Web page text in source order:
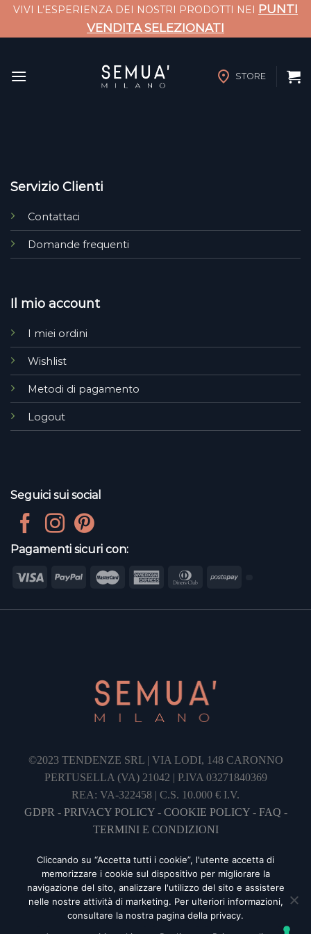
VIVI L’ESPERIENZA DEI NOSTRI PRODOTTI NEI PUNTI
VENDITA SELEZIONATI
STORE
Servizio Clienti
Contattaci
Domande frequenti
Il mio account
I miei ordini
Wishlist
Metodi di pagamento
Logout
Seguici sui social
Pagamenti sicuri con:
©2023 TENDENZE SRL | VIA LODI, 148 CARONNO
PERTUSELLA (VA) 21042 | P.IVA 03271840369
REA: VA-322458 | C.S. 10.000 € I.V.
GDPR - PRIVACY POLICY - COOKIE POLICY - FAQ -
TERMINI E CONDIZIONI
Cliccando su “Accetta tutti i cookie”, l'utente accetta di
memorizzare i cookie sul dispositivo per migliorare la
navigazione del sito, analizzare l'utilizzo del sito e assistere
nelle nostre attività di marketing. Per ulteriori informazioni,
consultare la nostra pagina della privacy.